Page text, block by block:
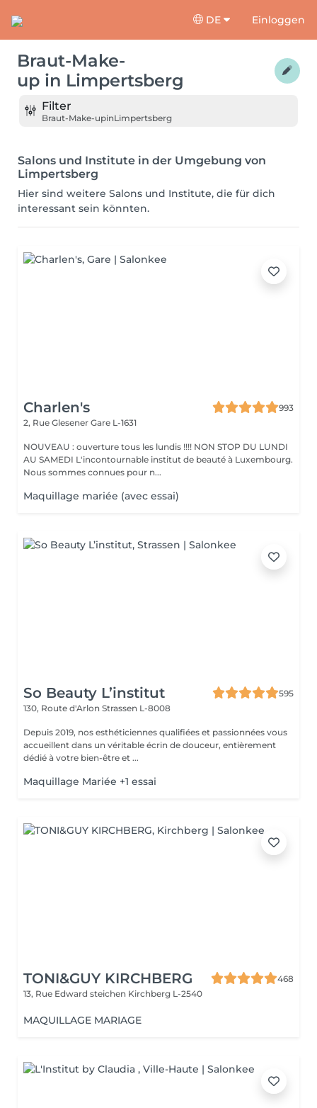
DE Einloggen
Braut-Make-
up in Limpertsberg
Filter
Braut-Make-upinLimpertsberg
Salons und Institute in der Umgebung von
Limpertsberg
Hier sind weitere Salons und Institute, die für dich
interessant sein könnten.
Charlen's
993
2, Rue Glesener Gare L-1631
NOUVEAU : ouverture tous les lundis !!!! NON STOP DU LUNDI
AU SAMEDI L'incontournable institut de beauté à Luxembourg.
Nous sommes connues pour n...
Maquillage mariée (avec essai)
So Beauty L’institut
595
130, Route d'Arlon Strassen L-8008
Depuis 2019, nos esthéticiennes qualifiées et passionnées vous
accueillent dans un véritable écrin de douceur, entièrement
dédié à votre bien-être et ...
Maquillage Mariée +1 essai
TONI&GUY KIRCHBERG
468
13, Rue Edward steichen Kirchberg L-2540
MAQUILLAGE MARIAGE